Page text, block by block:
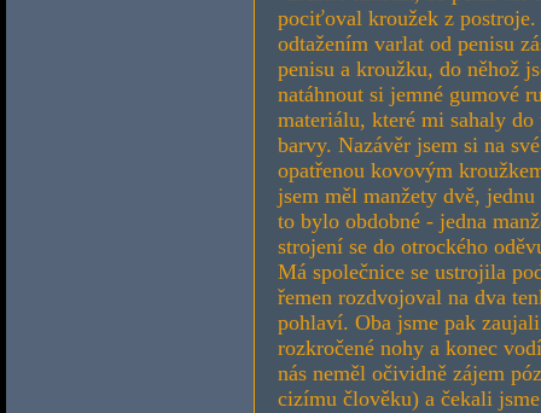
pociťoval kroužek z
odtažením varlat od penisu
penisu a kroužku, do něhož
natáhnout si jemné gumové
materiálu, které mi sahaly
barvy. Nazávěr jsem si na
opatřenou kovovým
jsem měl manžety dvě,
to bylo obdobné - jedna
strojení se do otrockého
Má společnice se ustrojila
řemen rozdvojoval na dva
pohlaví. Oba jsme pak
rozkročené nohy a konec
nás neměl očividně zájem
cizímu člověku) a čekali